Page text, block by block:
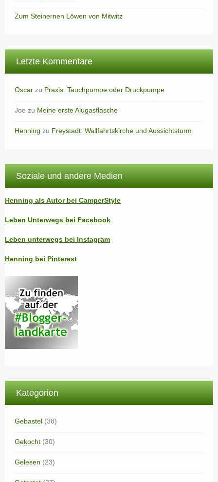
Zum Steinernen Löwen von Mitwitz
Letzte Kommentare
Oscar zu Praxis: Tauchpumpe oder Druckpumpe
Joe zu Meine erste Alugasflasche
Henning zu Freystadt: Wallfahrtskirche und Aussichtsturm
Soziale und andere Medien
Henning als Autor bei CamperStyle
Leben Unterwegs bei Facebook
Leben unterwegs bei Instagram
Henning bei Pinterest
Kategorien
Gebastel (38)
Gekocht (30)
Gelesen (23)